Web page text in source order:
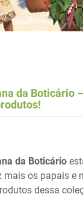
da Boticário
da Boticário
mais os papais e
dessa